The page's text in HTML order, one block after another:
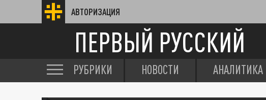
АВТОРИЗАЦИЯ
ПЕРВЫЙ РУССКИЙ
РУБРИКИ НОВОСТИ АНАЛИТИКА